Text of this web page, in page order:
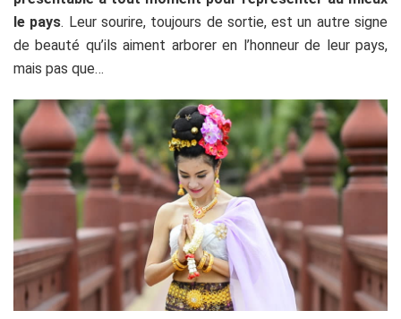
le pays. Leur sourire, toujours de sortie, est un autre signe
de beauté qu’ils aiment arborer en l’honneur de leur pays,
mais pas que…